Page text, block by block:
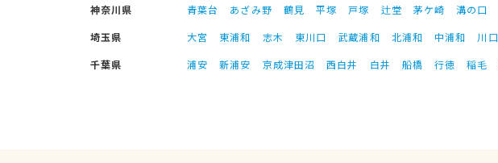
神奈川県
青葉台 あざみ野 鶴見 平塚 戸塚 辻堂 茅ケ崎
溝の口
埼玉県
大宮 東浦和 志木 東川口 武蔵浦和 北浦和 中浦和
川口
千葉県
浦安 新浦安 京成津田沼 西白井 白井 船橋 行徳 稲毛